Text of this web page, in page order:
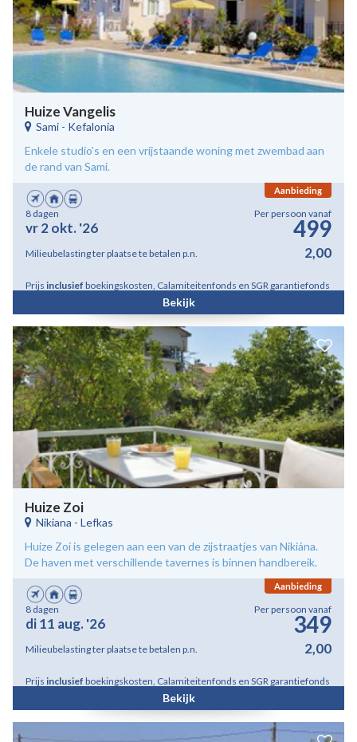
Huize Vangelis
Sami - Kefalonia
Enkele studio’s en een vrijstaande woning met zwembad aan
de rand van Sami.
Aanbieding
8 dagen
vr 2 okt. '26
Per persoon vanaf
499
Milieubelasting ter plaatse te betalen p.n. 2,00
Prijs inclusief boekingskosten, Calamiteitenfonds en SGR garantiefonds
Bekijk
Huize Zoi
Nikiana - Lefkas
Huize Zoí is gelegen aan een van de zijstraatjes van Nikiána.
De haven met verschillende tavernes is binnen handbereik.
Aanbieding
8 dagen
di 11 aug. '26
Per persoon vanaf
349
Milieubelasting ter plaatse te betalen p.n. 2,00
Prijs inclusief boekingskosten, Calamiteitenfonds en SGR garantiefonds
Bekijk